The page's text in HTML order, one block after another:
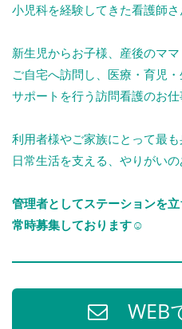
小児科を経験してきた看護師
新生児からお子様、産後のママ
ご自宅へ訪問し、医療・育児
サポートを行う訪問看護のお仕
利用者様やご家族にとって最も
日常生活を支える、やりがいの
管理者としてステーションを
常時募集しております☺︎
WEB